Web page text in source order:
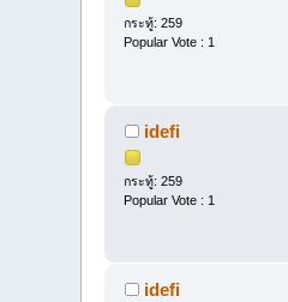
กระทู้: 259
Popular Vote : 1
idefi
กระทู้: 259
Popular Vote : 1
idefi